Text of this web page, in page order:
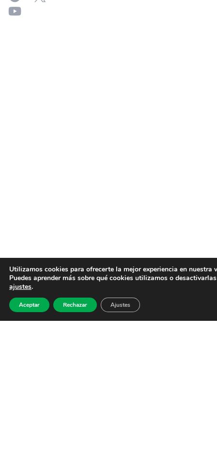
Utilizamos cookies para ofrecerte la mejor experiencia en nuestra
Puedes aprender más sobre qué cookies utilizamos o
ajustes.
Aceptar Rechazar Ajustes